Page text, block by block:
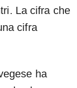
La cifra che
cifra
ha